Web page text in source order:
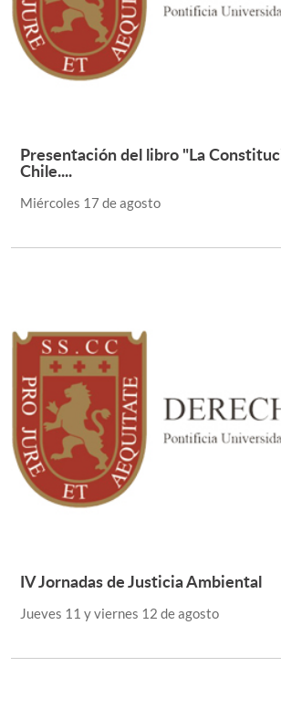
Presentación del libro "La
Chile....
Miércoles 17 de agosto
IV Jornadas de Justicia Ambiental
Jueves 11 y viernes 12 de agosto